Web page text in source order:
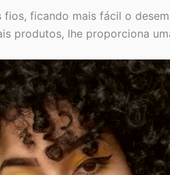
fios, ficando mais fácil o
produtos, lhe proporciona